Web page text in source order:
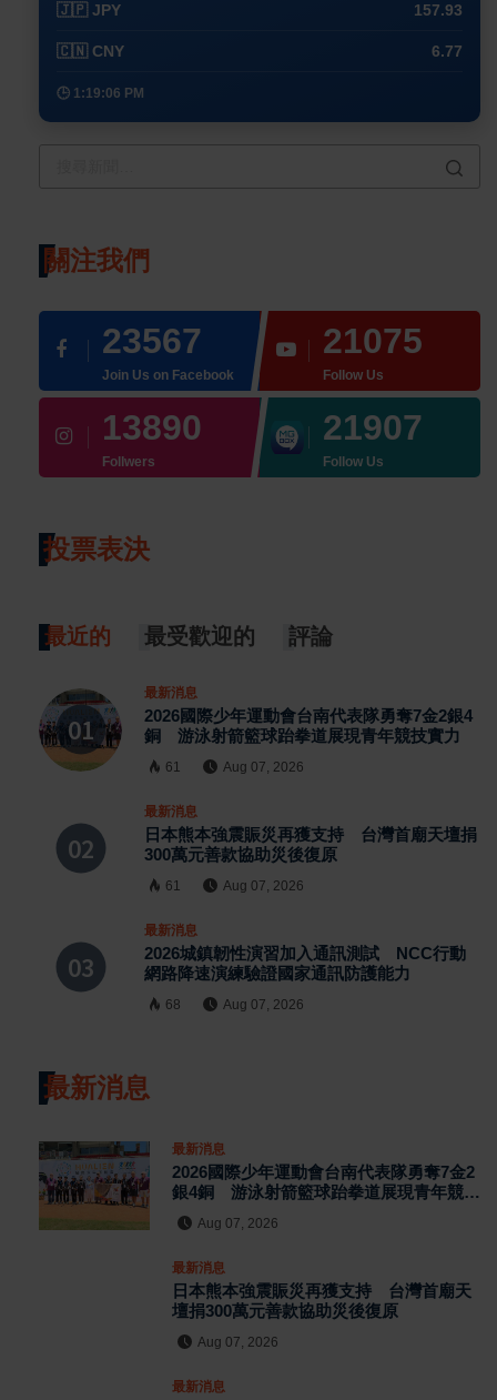
🇯🇵 JPY 157.93
🇨🇳 CNY 6.77
🕒 1:19:06 PM
關注我們
23567
Join Us on Facebook
21075
Follow Us
13890
Follwers
21907
Follow Us
投票表決
最近的 最受歡迎的 評論
最新消息
2026國際少年運動會台南代表隊勇奪7金2銀4
銅 游泳射箭籃球跆拳道展現青年競技實力
61 Aug 07, 2026
最新消息
日本熊本強震賑災再獲支持 台灣首廟天壇捐
300萬元善款協助災後復原
61 Aug 07, 2026
最新消息
2026城鎮韌性演習加入通訊測試 NCC行動
網路降速演練驗證國家通訊防護能力
68 Aug 07, 2026
最新消息
最新消息
2026國際少年運動會台南代表隊勇奪7金2
銀4銅 游泳射箭籃球跆拳道展現青年競技
實力
Aug 07, 2026
最新消息
日本熊本強震賑災再獲支持 台灣首廟天
壇捐300萬元善款協助災後復原
Aug 07, 2026
最新消息